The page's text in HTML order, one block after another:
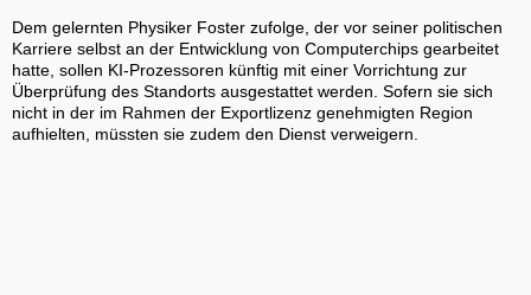
Dem gelernten Physiker Foster zufolge, der vor seiner politischen
Karriere selbst an der Entwicklung von Computerchips gearbeitet
hatte, sollen KI-Prozessoren künftig mit einer Vorrichtung zur
Überprüfung des Standorts ausgestattet werden. Sofern sie sich
nicht in der im Rahmen der Exportlizenz genehmigten Region
aufhielten, müssten sie zudem den Dienst verweigern.